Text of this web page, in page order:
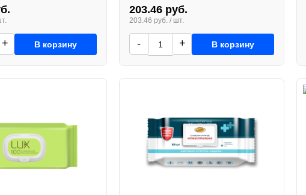
+ В корзину
203.46 руб.
203.46 руб. / шт.
- + В корзину